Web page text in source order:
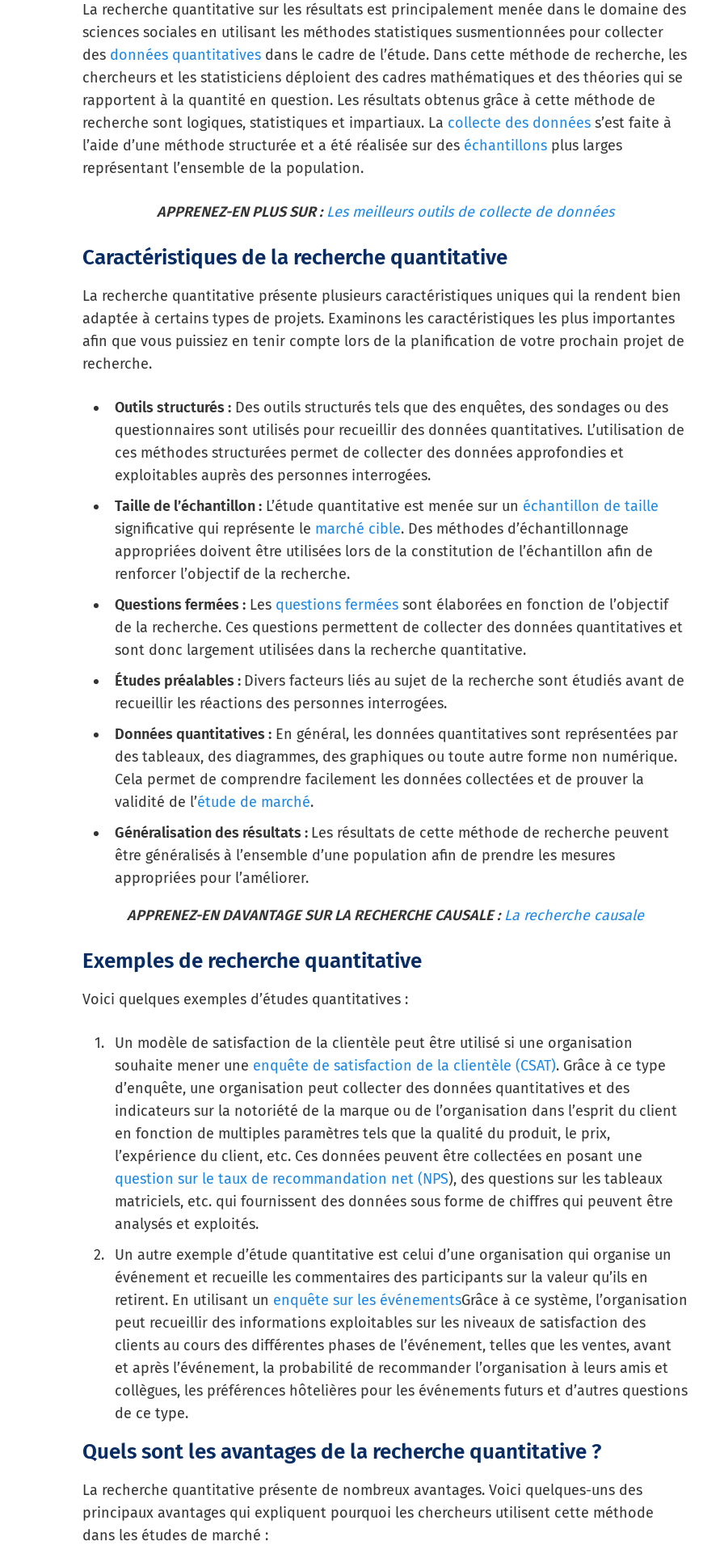
La recherche quantitative sur les résultats est principalement menée dans le domaine des
sciences sociales en utilisant les méthodes statistiques susmentionnées pour collecter
des données quantitatives dans le cadre de l’étude. Dans cette méthode de recherche, les
chercheurs et les statisticiens déploient des cadres mathématiques et des théories qui se
rapportent à la quantité en question. Les résultats obtenus grâce à cette méthode de
recherche sont logiques, statistiques et impartiaux. La collecte des données s’est faite à
l’aide d’une méthode structurée et a été réalisée sur des échantillons plus larges
représentant l’ensemble de la population.
APPRENEZ-EN PLUS SUR : Les meilleurs outils de collecte de données
Caractéristiques de la recherche quantitative
La recherche quantitative présente plusieurs caractéristiques uniques qui la rendent bien
adaptée à certains types de projets. Examinons les caractéristiques les plus importantes
afin que vous puissiez en tenir compte lors de la planification de votre prochain projet de
recherche.
Outils structurés : Des outils structurés tels que des enquêtes, des sondages ou des
questionnaires sont utilisés pour recueillir des données quantitatives. L’utilisation de
ces méthodes structurées permet de collecter des données approfondies et
exploitables auprès des personnes interrogées.
Taille de l’échantillon : L’étude quantitative est menée sur un échantillon de taille
significative qui représente le marché cible. Des méthodes d’échantillonnage
appropriées doivent être utilisées lors de la constitution de l’échantillon afin de
renforcer l’objectif de la recherche.
Questions fermées : Les questions fermées sont élaborées en fonction de l’objectif
de la recherche. Ces questions permettent de collecter des données quantitatives et
sont donc largement utilisées dans la recherche quantitative.
Études préalables : Divers facteurs liés au sujet de la recherche sont étudiés avant de
recueillir les réactions des personnes interrogées.
Données quantitatives : En général, les données quantitatives sont représentées par
des tableaux, des diagrammes, des graphiques ou toute autre forme non numérique.
Cela permet de comprendre facilement les données collectées et de prouver la
validité de l’étude de marché.
Généralisation des résultats : Les résultats de cette méthode de recherche peuvent
être généralisés à l’ensemble d’une population afin de prendre les mesures
appropriées pour l’améliorer.
APPRENEZ-EN DAVANTAGE SUR LA RECHERCHE CAUSALE : La recherche causale
Exemples de recherche quantitative
Voici quelques exemples d’études quantitatives :
Un modèle de satisfaction de la clientèle peut être utilisé si une organisation
souhaite mener une enquête de satisfaction de la clientèle (CSAT). Grâce à ce type
d’enquête, une organisation peut collecter des données quantitatives et des
indicateurs sur la notoriété de la marque ou de l’organisation dans l’esprit du client
en fonction de multiples paramètres tels que la qualité du produit, le prix,
l’expérience du client, etc. Ces données peuvent être collectées en posant une
question sur le taux de recommandation net (NPS), des questions sur les tableaux
matriciels, etc. qui fournissent des données sous forme de chiffres qui peuvent être
analysés et exploités.
Un autre exemple d’étude quantitative est celui d’une organisation qui organise un
événement et recueille les commentaires des participants sur la valeur qu’ils en
retirent. En utilisant un enquête sur les événementsGrâce à ce système, l’organisation
peut recueillir des informations exploitables sur les niveaux de satisfaction des
clients au cours des différentes phases de l’événement, telles que les ventes, avant
et après l’événement, la probabilité de recommander l’organisation à leurs amis et
collègues, les préférences hôtelières pour les événements futurs et d’autres questions
de ce type.
Quels sont les avantages de la recherche quantitative ?
La recherche quantitative présente de nombreux avantages. Voici quelques-uns des
principaux avantages qui expliquent pourquoi les chercheurs utilisent cette méthode
dans les études de marché :